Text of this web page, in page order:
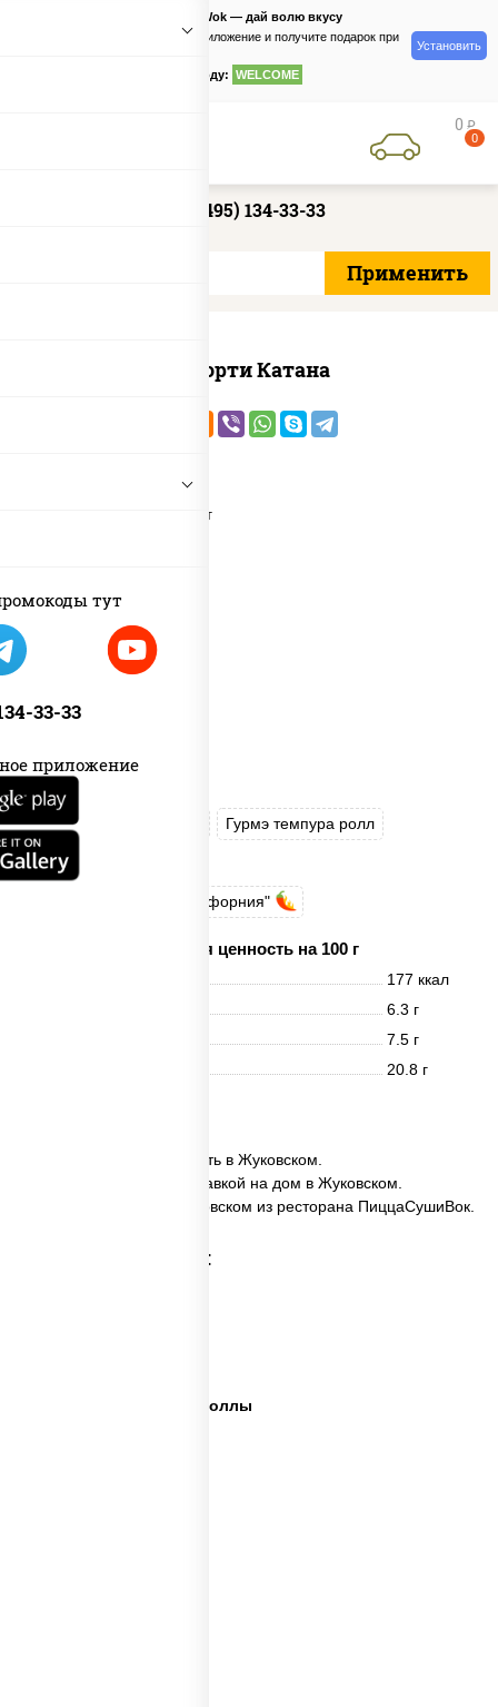
тут
33-33
приложение
PizzaSushiWok — дай волю вкусу
Скачайте приложение и получите подарок при
по промокоду: WELCOME
Установить
0 руб
0
+7 (495) 134-33-33
Ассорти Катана
Угорь темпура ролл Гурмэ темпура ролл
Запеченный лосось
Запеченный ролл "Калифорния"
Пищевая ценность на 100 г
177 ккал
6.3 г
7.5 г
20.8 г
✅ Ассорти Катана заказать в Жуковском.
✅ Ассорти Катана с доставкой на дом в Жуковском.
✅ Ассорти Катана в Жуковском из ресторана ПиццаСушиВок.
Категории товара:
Пицца суши вок сеты роллы